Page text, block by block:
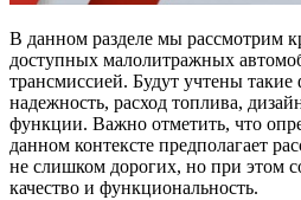
В данном разделе мы рассмотрим
доступных малолитражных
трансмиссией. Будут учтены такие
надежность, расход топлива,
функции. Важно отметить, что
данном контексте предполагает
не слишком дорогих, но при этом
качество и функциональность.